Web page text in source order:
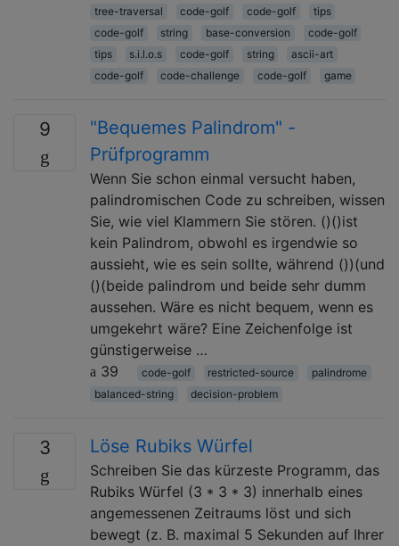
tree-traversal
code-golf code-golf
tips
code-golf
string base-conversion
code-golf
tips
s.i.l.o.s code-golf string
ascii-art
code-golf
code-challenge code-golf game
9
"Bequemes Palindrom" -
Prüfprogramm
Wenn Sie schon einmal versucht haben,
palindromischen Code zu schreiben, wissen
Sie, wie viel Klammern Sie stören. ()()ist
kein Palindrom, obwohl es irgendwie so
aussieht, wie es sein sollte, während ())(und
()(beide palindrom und beide sehr dumm
aussehen. Wäre es nicht bequem, wenn es
umgekehrt wäre? Eine Zeichenfolge ist
günstigerweise …
39
code-golf restricted-source
palindrome
balanced-string
decision-problem
3 Löse Rubiks Würfel
Schreiben Sie das kürzeste Programm, das
Rubiks Würfel (3 * 3 * 3) innerhalb eines
angemessenen Zeitraums löst und sich
bewegt (z. B. maximal 5 Sekunden auf Ihrer